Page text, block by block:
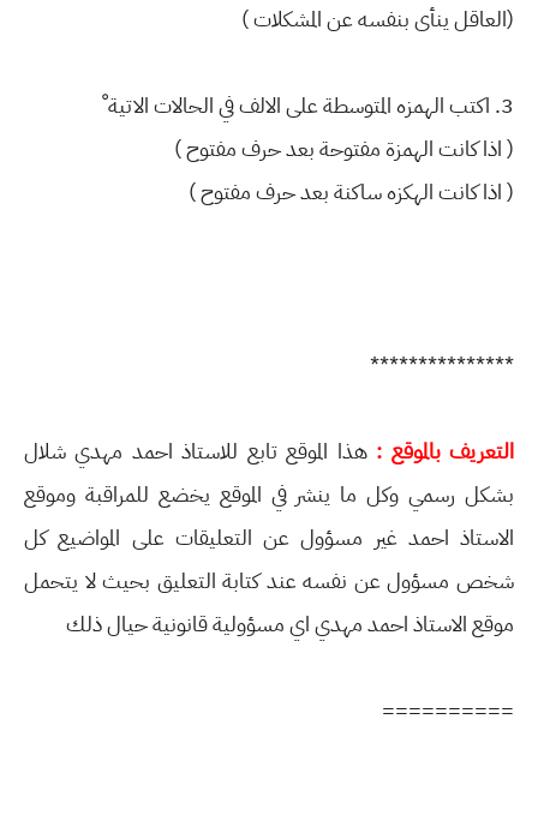
(العاقل ينأى بنفسه عن المشكلات )
3. اكتب الهمزه المتوسطة على الالف في الحالات الاتية ْ
( اذا كانت الهمزة مفتوحة بعد حرف مفتوح )
( اذا كانت الهكزه ساكنة بعد حرف مفتوح )
***************
التعريف بالموقع : هذا الموقع تابع للاستاذ احمد مهدي شلال
بشكل رسمي وكل ما ينشر في الموقع يخضع للمراقبة وموقع
الاستاذ احمد غير مسؤول عن التعليقات على المواضيع كل
شخص مسؤول عن نفسه عند كتابة التعليق بحيث لا يتحمل
موقع الاستاذ احمد مهدي اي مسؤولية قانونية حيال ذلك
==========